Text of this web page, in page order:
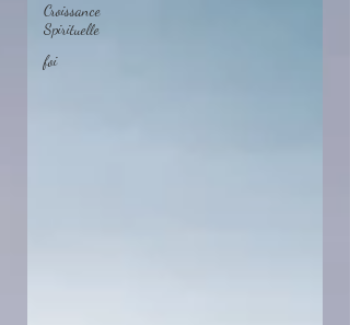
Croissance
Spirituelle
foi